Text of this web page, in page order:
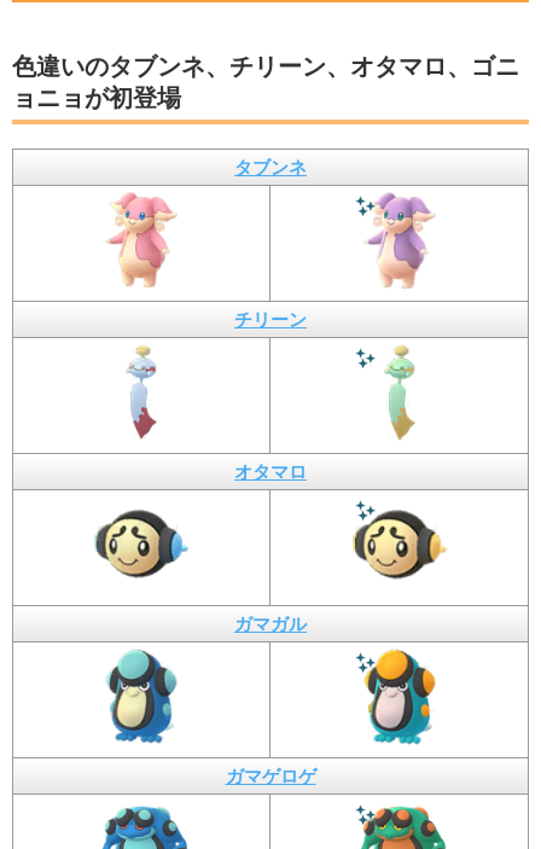
色違いのタブンネ、チリーン、オタマロ、ゴニ
ョニョが初登場
タブンネ
チリーン
オタマロ
ガマガル
ガマゲロゲ